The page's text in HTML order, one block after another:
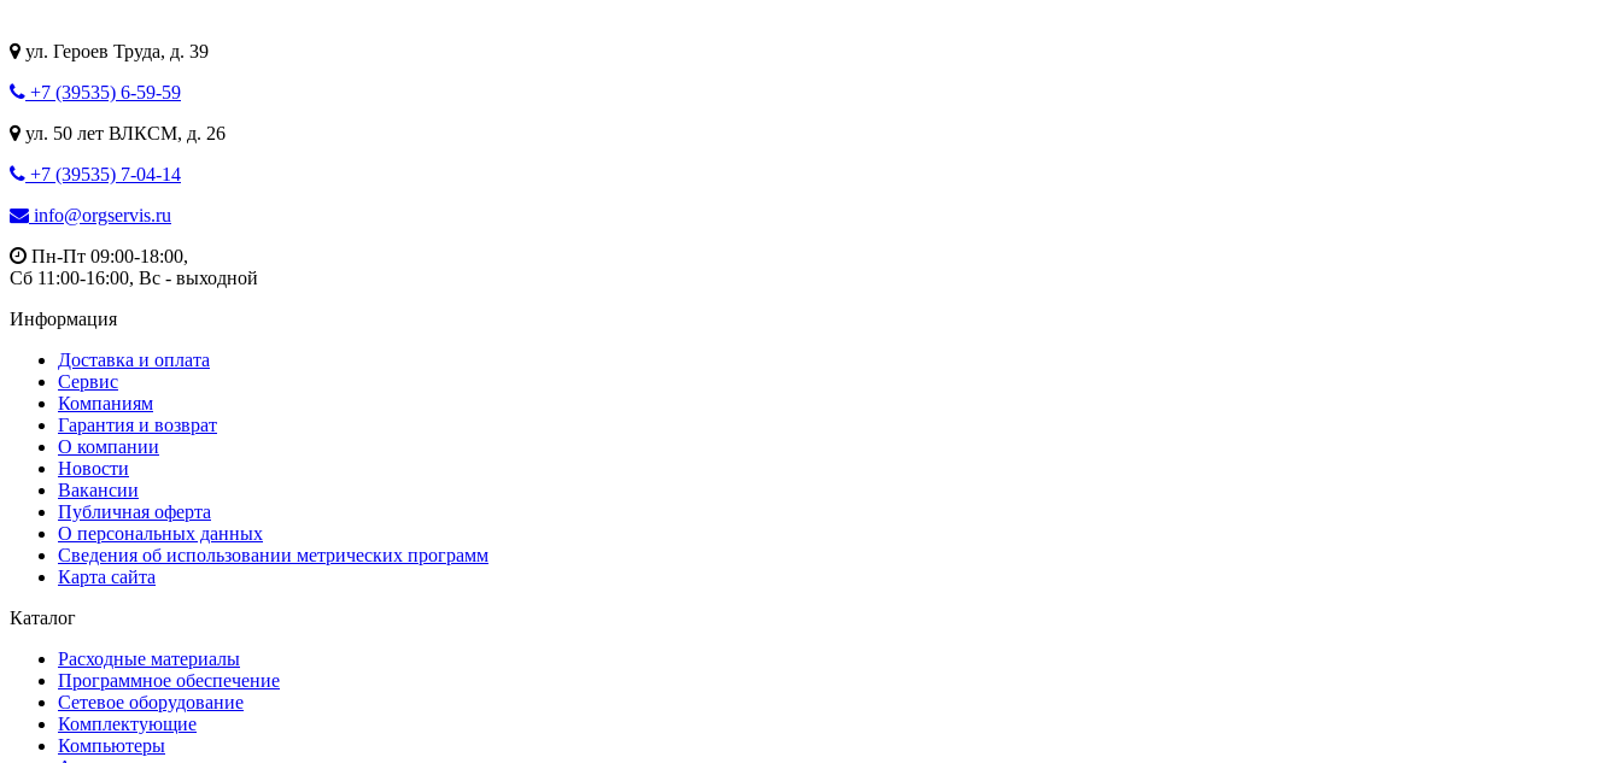
ул. Героев Труда, д. 39
+7 (39535) 6-59-59
ул. 50 лет ВЛКСМ, д. 26
+7 (39535) 7-04-14
info@orgservis.ru
Пн-Пт 09:00-18:00,
Сб 11:00-16:00, Вс - выходной
Информация
Доставка и оплата
Сервис
Компаниям
Гарантия и возврат
О компании
Новости
Вакансии
Публичная оферта
О персональных данных
Сведения об использовании метрических программ
Карта сайта
Каталог
Расходные материалы
Программное обеспечение
Сетевое оборудование
Комплектующие
Компьютеры